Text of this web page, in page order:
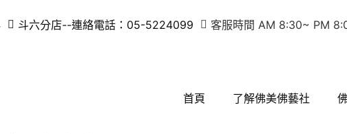
斗六分店--連絡電話：05-5224099 客服時間 AM 8:30~ PM
首頁 了解佛美佛藝社